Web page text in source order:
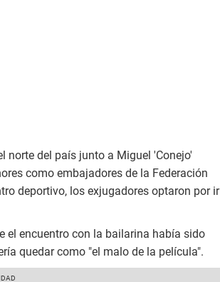
norte del país junto a Miguel 'Conejo'
como embajadores de la Federación
deportivo, los exjugadores optaron por ir
el encuentro con la bailarina había sido
quedar como "el malo de la película".